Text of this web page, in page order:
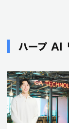
ハープ AI